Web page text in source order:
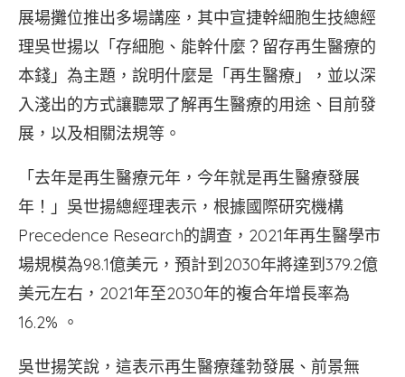
展場攤位推出多場講座，其中宣捷幹細胞生技總經
理吳世揚以「存細胞、能幹什麼？留存再生醫療的
本錢」為主題，說明什麼是「再生醫療」，並以深
入淺出的方式讓聽眾了解再生醫療的用途、目前發
展，以及相關法規等。
「去年是再生醫療元年，今年就是再生醫療發展
年！」吳世揚總經理表示，根據國際研究機構
Precedence Research的調查，2021年再生醫學市
場規模為98.1億美元，預計到2030年將達到379.2億
美元左右，2021年至2030年的複合年增長率為
16.2% 。
吳世揚笑說，這表示再生醫療蓬勃發展、前景無